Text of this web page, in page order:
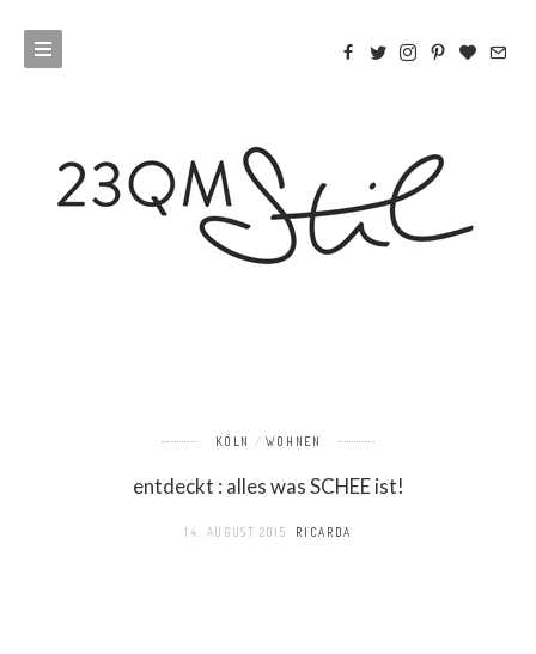
KÖLN WOHNEN
entdeckt : alles was SCHEE ist!
14. AUGUST 2015 RICARDA